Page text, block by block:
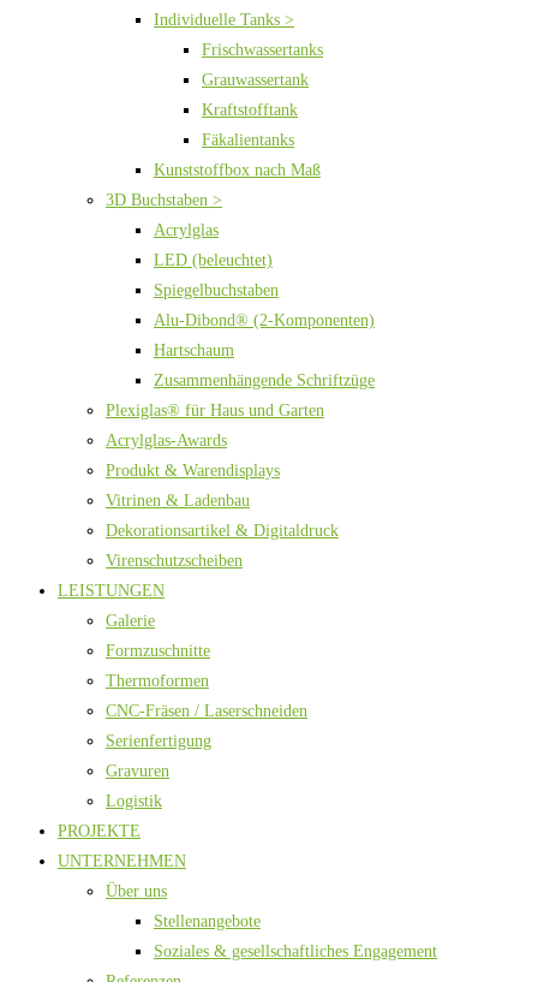
Individuelle Tanks >
Frischwassertanks
Grauwassertank
Kraftstofftank
Fäkalientanks
Kunststoffbox nach Maß
3D Buchstaben >
Acrylglas
LED (beleuchtet)
Spiegelbuchstaben
Alu-Dibond® (2-Komponenten)
Hartschaum
Zusammenhängende Schriftzüge
Plexiglas® für Haus und Garten
Acrylglas-Awards
Produkt & Warendisplays
Vitrinen & Ladenbau
Dekorationsartikel & Digitaldruck
Virenschutzscheiben
LEISTUNGEN
Galerie
Formzuschnitte
Thermoformen
CNC-Fräsen / Laserschneiden
Serienfertigung
Gravuren
Logistik
PROJEKTE
UNTERNEHMEN
Über uns
Stellenangebote
Soziales & gesellschaftliches Engagement